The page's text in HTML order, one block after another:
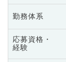
勤務体系
応募資格・
経験